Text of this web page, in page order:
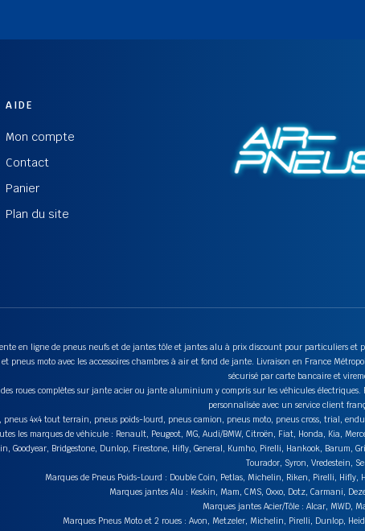
AIDE
Mon compte
Contact
Panier
Plan du site
en ligne de pneus neufs et de jantes tôle et jantes alu à prix discount pour particuliers
pneus moto avec les accessoires chambres à air et fond de jante. Livraison en France
sécurisé par carte bancaire et
roues complètes sur jante acier ou jante aluminium y compris sur les véhicules
personnalisée avec un service client
4x4 tout terrain, pneus poids-lourd, pneus camion, pneus moto, pneus cross, trial,
les marques de véhicule : Renault, Peugeot, MG, Audi/BMW, Citroën, Fiat, Honda, Kia,
Bridgestone, Dunlop, Firestone, Hifly, General, Kumho, Pirelli, Hankook, Barum,
Tourador, Syron, Vredestein,
Marques de Pneus Poids-Lourd : Double Coin, Petlas, Michelin, Riken, Pirelli, Hifly,
Marques jantes Alu : Keskin, Mam, CMS, Oxxo, Dotz, Carmani,
Marques jantes Acier/Tôle : Alcar, MWD,
Marques Pneus Moto et 2 roues : Avon, Metzeler, Michelin, Pirelli, Dunlop,